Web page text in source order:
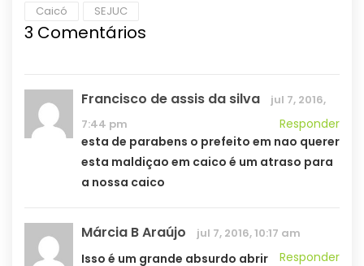
Caicó SEJUC
3 Comentários
Francisco de assis da silva
jul 7, 2016,
7:44 pm
Responder
esta de parabens o prefeito em nao querer
esta maldiçao em caico é um atraso para
a nossa caico
Márcia B Araújo jul 7, 2016, 10:17 am
Responder
Isso é um grande absurdo abrir